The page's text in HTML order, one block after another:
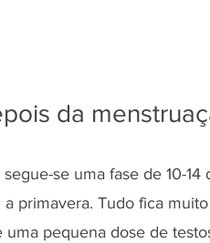
da
se uma fase de 10-
primavera. Tudo fica
pequena dose de